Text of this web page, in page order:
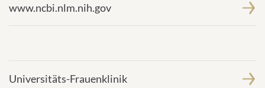
www.ncbi.nlm.nih.gov
Universitäts-Frauenklinik